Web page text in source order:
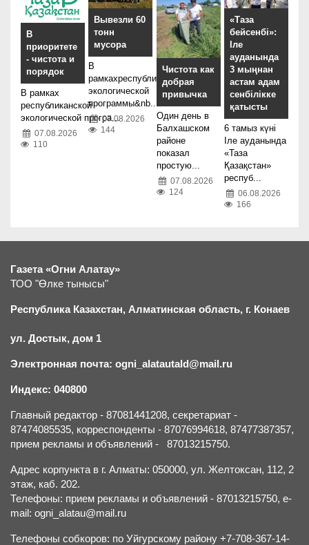
В
приоритете
- чистота и
порядок
В рамках
республиканской
экологической програ...
07.08.2026
110
Вывезли 60
тонн
мусора
В
рамкахреспубликанской
экологической
программы&nb...
07.08.2026
144
Чистота как
добрая
привычка
Один день в
Балхашском
районе
показал
простую...
07.08.2026
124
«Таза
бейсенбі»:
Іле
ауданында
3 мыңнан
астам адам
сенбілікке
қатысты
6 тамыз күні
Іле ауданында
«Таза
Қазақстан»
респуб...
06.08.2026
166
Газета «Огни Алатау»
ТОО "Өлке тынысы"
Республика Казахстан, Алматинская область, г. Конаев
ул. Достык, дом 1
Электронная почта: ogni_alatautald@mail.ru
Индекс: 040800
Главный редактор - 87081441208, секретариат -
87474085535, корреспонденты - 87076994618, 87477387357,
прием рекламы и объявлений - 87013215750.
Адрес корпункта в г. Алматы: 050000, ул. Желтоксан, 112, 2
этаж, каб. 202.
Телефоны: прием рекламы и объявлений - 87013215750, e-
mail: ogni_alatau@mail.ru
Телефоны собкоров: по Уйгурскому району +7-708-367-14-